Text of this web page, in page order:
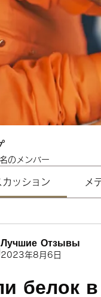
のメンバー
カッション メ
Лучшие Отзывы
2023年8月6日
белок